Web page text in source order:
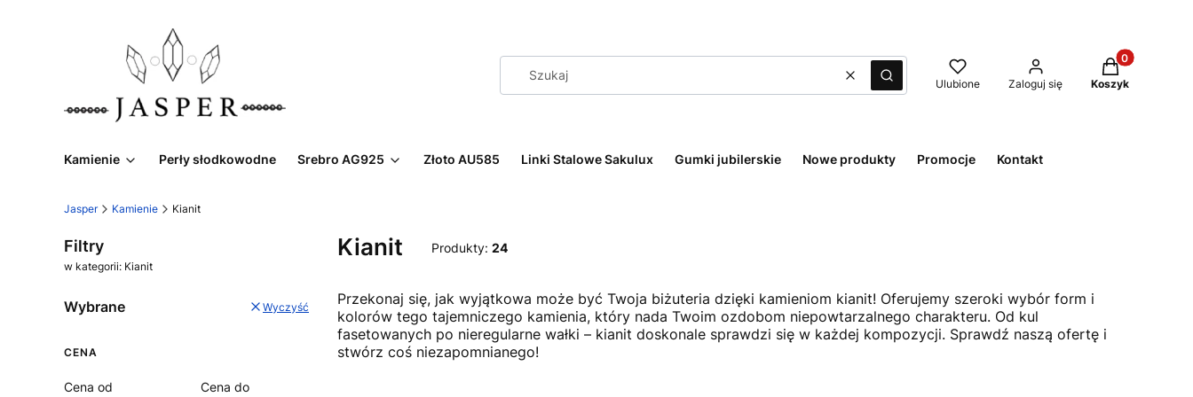
WyczyśćSzukaj Ulubione Zaloguj się
Produkty w
Koszyk
Kamienie Perły słodkowodne Srebro AG925 Złoto AU585 Linki Stalowe Sakulux Gumki jubilerskie Nowe produkty Promocje Kontakt
Jasper Kamienie Kianit
Filtry
w kategorii: Kianit
Wybrane Wyczyść
CENA
Cena od
Cena do
Kianit Produkty: 24
Przekonaj się, jak wyjątkowa może być Twoja biżuteria dzięki kamieniom kianit! Oferujemy szeroki wybór form i
kolorów tego tajemniczego kamienia, który nada Twoim ozdobom niepowtarzalnego charakteru. Od kul
fasetowanych po nieregularne wałki – kianit doskonale sprawdzi się w każdej kompozycji. Sprawdź naszą ofertę i
stwórz coś niezapomnianego!